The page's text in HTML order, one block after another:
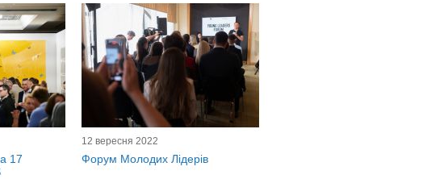
17
12 вересня 2022
Форум Молодих Лідерів